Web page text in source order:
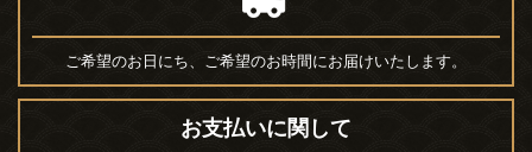
ご希望のお日にち、ご希望のお時間にお届けいたします。
お支払いに関して